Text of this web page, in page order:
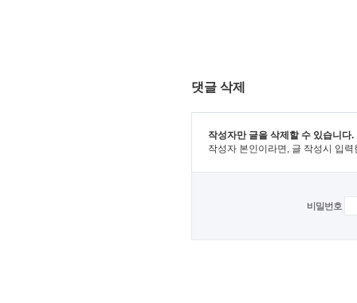
댓글 삭제
작성자만 글을 삭제할 수 있습니다.
작성자 본인이라면, 글 작성시 입
비밀번호